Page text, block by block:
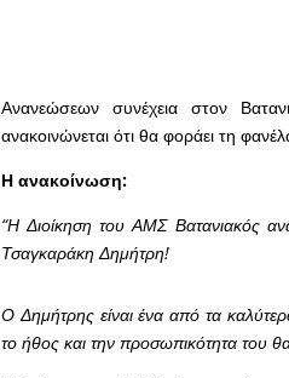
Ανανεώσεων συνέχεια στον
ανακοινώνεται ότι θα φοράει τη
Η ανακοίνωση:
“Η Διοίκηση του ΑΜΣ Βατανιακός
Τσαγκαράκη Δημήτρη!
Ο Δημήτρης είναι ένα από τα
το ήθος και την προσωπικότητα του